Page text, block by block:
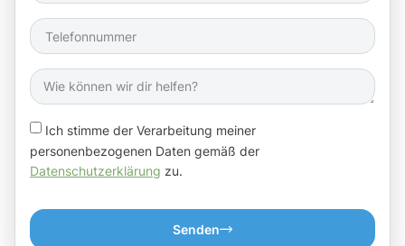
Ich stimme der Verarbeitung meiner
personenbezogenen Daten gemäß der
Datenschutzerklärung zu.
Senden